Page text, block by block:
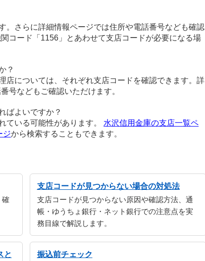
。さらに詳細情報ページでは住所や電話番号なども確認
コード「1156」とあわせて支店コードが必要になる場
？
店については、それぞれ支店コードを確認できます。詳
号などもご確認いただけます。
ばよいですか？
ている可能性があります。 水沢信用金庫の支店一覧ペ
ジから検索することもできます。
確
支店コードが見つからない場合の対処法
支店コードが見つからない原因や確認方法、通
帳・ゆうちょ銀行・ネット銀行での注意点を実
務目線で解説します。
と
振込前チェック